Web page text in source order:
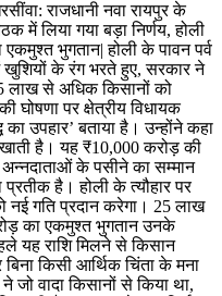
राजधानी नवा रायपुर के
में लिया गया बड़ा निर्णय, होली
भुगतान| होली के पावन पर्व
के रंग भरते हुए, सरकार ने
लाख से अधिक किसानों को
पर क्षेत्रीय विधायक
उपहार’ बताया है। उन्होंने कहा
है। यह ₹10,000 करोड़ की
के पसीने का सम्मान
है। होली के त्यौहार पर
नई गति प्रदान करेगा। 25 लाख
का एकमुश्त भुगतान उनके
यह राशि मिलने से किसान
किसी आर्थिक चिंता के मना
जो वादा किसानों से किया था,